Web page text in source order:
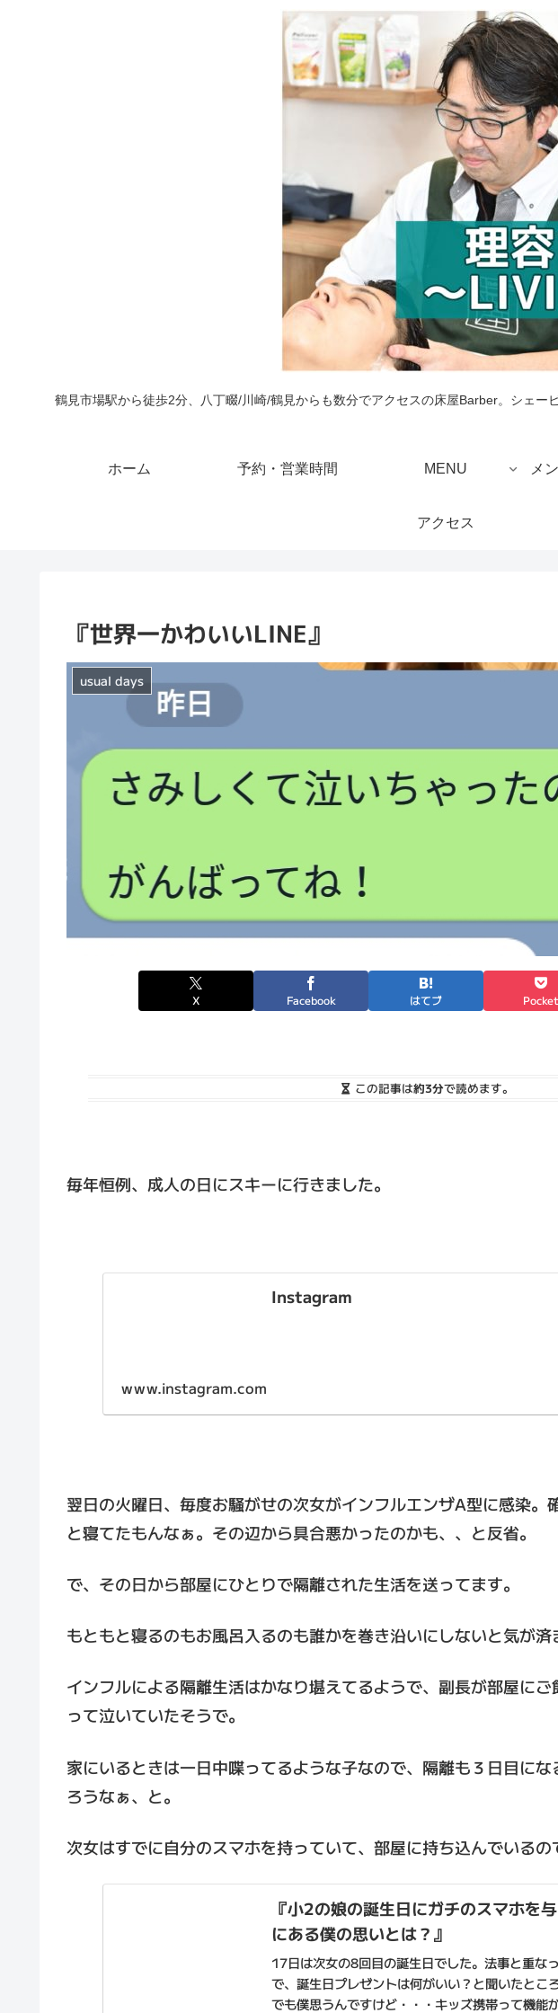
鶴見市場駅から徒歩2分、八丁畷/川崎/鶴見からも数分でアクセスの床屋Barber。シェ
ホーム 予約・営業時間 MENU メ
アクセス
『世界一かわいいLINE』
usual days
X Facebook はてブ Pocket
この記事は約3分で読めます。
毎年恒例、成人の日にスキーに行きました。
Instagram
www.instagram.com
翌日の火曜日、毎度お騒がせの次女がインフルエンザA型に感染。
と寝てたもんなぁ。その辺から具合悪かったのかも、、と反省。
で、その日から部屋にひとりで隔離された生活を送ってます。
もともと寝るのもお風呂入るのも誰かを巻き沿いにしないと気が済
インフルによる隔離生活はかなり堪えてるようで、副長が部屋に
って泣いていたそうで。
家にいるときは一日中喋ってるような子なので、隔離も３日目に
ろうなぁ、と。
次女はすでに自分のスマホを持っていて、部屋に持ち込んでいるの
『小2の娘の誕生日にガチのスマホを
にある僕の思いとは？』
17日は次女の8回目の誕生日でした。法事と重な
で、誕生日プレゼントは何がいい？と聞いたとこ
でも僕思うんですけど・・・キッズ携帯って機能